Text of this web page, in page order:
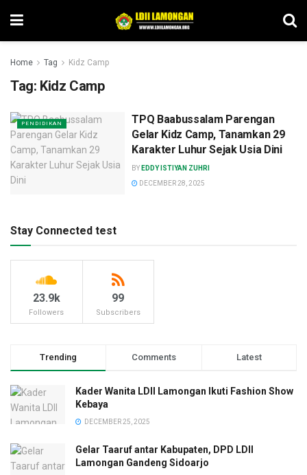
Home Tag Kidz Camp
Tag: Kidz Camp
PENDIDIKAN
TPQ Baabussalam Parengan
Gelar Kidz Camp, Tanamkan 29
Karakter Luhur Sejak Usia Dini
BY EDDY ISTIYAN ZUHRI
DECEMBER 28, 2025
Stay Connected test
23.9k
Followers
99
Subscribers
Trending Comments Latest
Kader Wanita LDII Lamongan Ikuti Fashion Show
Kebaya
DECEMBER 25, 2025
Gelar Taaruf antar Kabupaten, DPD LDII
Lamongan Gandeng Sidoarjo